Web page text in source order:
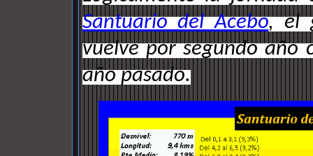
Santuario del Acebo, el
vuelve por segundo año
año pasado.